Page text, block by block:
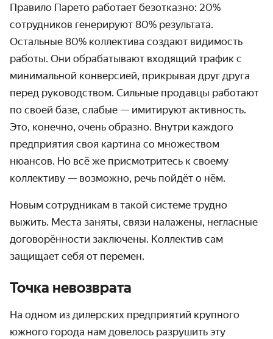
Правило Парето работает безотказно: 20%
сотрудников генерируют 80% результата.
Остальные 80% коллектива создают видимость
работы. Они обрабатывают входящий трафик с
минимальной конверсией, прикрывая друг друга
перед руководством. Сильные продавцы работают
по своей базе, слабые — имитируют активность.
Это, конечно, очень образно. Внутри каждого
предприятия своя картина со множеством
нюансов. Но всё же присмотритесь к своему
коллективу — возможно, речь пойдёт о нём.
Новым сотрудникам в такой системе трудно
выжить. Места заняты, связи налажены, негласные
договорённости заключены. Коллектив сам
защищает себя от перемен.
Точка невозврата
На одном из дилерских предприятий крупного
южного города нам довелось разрушить эту